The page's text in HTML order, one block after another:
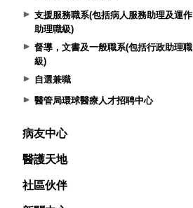
支援服務職系(包括病人服務助理及運作
助理職級)
督導，文書及一般職系(包括行政助理職
級)
自選兼職
醫管局環球醫療人才招聘中心
病友中心
醫護天地
社區伙伴